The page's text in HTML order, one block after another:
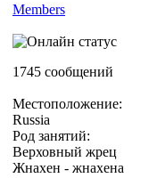
Members
1745 сообщений
Местоположение:
Russia
Род занятий:
Верховный жрец
Жнахен - жнахена